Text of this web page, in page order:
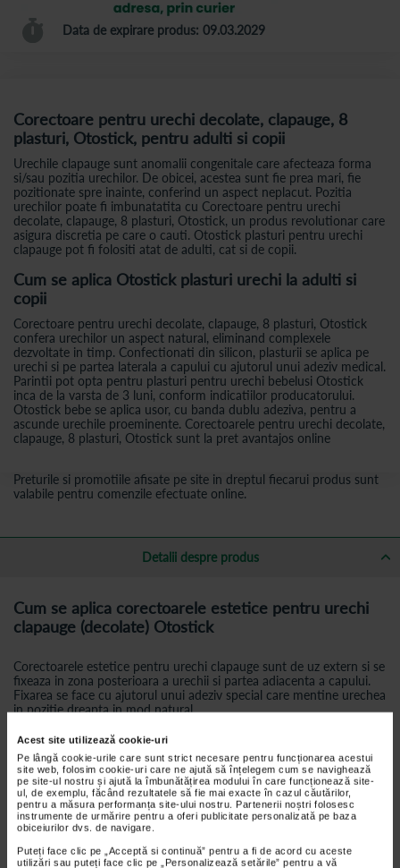
Acest site utilizează cookie-uri
Pe lângă cookie-urile care sunt strict necesare pentru funcționarea acestui
site web, folosim cookie-uri care ne ajută să înțelegem cum se navighează
pe site-ul nostru și ajută la îmbunătățirea modului în care funcționează site-
ul, de exemplu, făcând rezultatele să fie mai exacte în cazul căutărilor,
pentru a măsura performanța site-ului nostru. Partenerii noștri folosesc
instrumente de urmărire pentru a oferi publicitate personalizată pe baza
obiceiurilor dvs. de navigare.
Puteți face clic pe „Acceptă si continuă” pentru a fi de acord cu aceste
utilizări sau puteți face clic pe „Personalizează setările” pentru a vă
Data de expirare produs: 09.03.2029
Corectoare pentru urechi decolate, clapauge, 8
plasturi, Otostick, pentru adulti si copii
Urechile clapauge sunt anomalii congenitale care afecteaza forma
si/sau pozitia urechilor. De obicei, acestea sunt fie prea mari, fie
pozitionate spre inainte, conferind un aspect neplacut. Pozitia
urechilor poate fi imbunatatita cu Corectoare pentru urechi
decolate, clapauge, 8 plasturi, Otostick, un produs revolutionar care
asigura discretia pe care o cauti. Otostick plasturi pentru urechi
clapauge pot fi folositi atat de adulti, cat si de copii.
Cum se aplica Otostick plasturi urechi la adulti si
copii
Corectoare pentru urechi decolate, clapauge, 8 plasturi, Otostick
confera urechilor un aspect natural, eliminand complexele
dezvoltate in timp. Confectionati din silicon, plasturii se aplica pe
urechi si pe partea laterala a capului cu ajutorul unui adeziv medical.
Parintii pot opta pentru plasturi pentru urechi bebelusi Otostick
inca de la varsta de 3 luni, conform indicatiilor producatorului.
Otostick bebe se aplica usor, cu banda dublu adeziva, pentru a
ascunde urechile proeminente. Corectoarele pentru urechi decolate,
clapauge, 8 plasturi, Otostick sunt la pret avantajos online
Preturile si promotiile afisate pe site in dreptul fiecarui produs sunt
valabile pentru comenzile efectuate online.
Detalii despre produs
Cum se aplica corectoarele estetice pentru urechi
clapauge (decolate) Otostick
Corectoarele estetice pentru urechi clapauge sunt de uz extern si se
fixeaza in zona posterioara a urechii si partea adiacenta a capului.
Fixarea se face cu ajutorul unui adeziv special care mentine urechea
in pozitie dreapta in mod natural.
carenu da dureri si nu are efecte secundare
De la ce varsta se poate utiliza Otostick
Otostick vine in doua variante de produs:Otostick si Otostick
Bebe. Otostick Bebe este recomandat incepand cu varsta de 3 luni,
iar Otostick este recomandat incepand de la varsta de 3 ani. In
functie de varsta si morfologia urechii, studiile efectuate de firma
producatoare arata: